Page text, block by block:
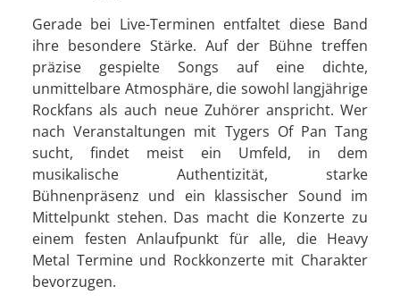
Gerade bei Live-Terminen entfaltet diese Band
ihre besondere Stärke. Auf der Bühne treffen
präzise gespielte Songs auf eine dichte,
unmittelbare Atmosphäre, die sowohl langjährige
Rockfans als auch neue Zuhörer anspricht. Wer
nach Veranstaltungen mit Tygers Of Pan Tang
sucht, findet meist ein Umfeld, in dem
musikalische Authentizität, starke
Bühnenpräsenz und ein klassischer Sound im
Mittelpunkt stehen. Das macht die Konzerte zu
einem festen Anlaufpunkt für alle, die Heavy
Metal Termine und Rockkonzerte mit Charakter
bevorzugen.